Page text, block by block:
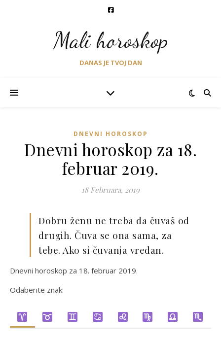
Mali horoskop
DANAS JE TVOJ DAN
DNEVNI HOROSKOP
Dnevni horoskop za 18.
februar 2019.
18 Februara, 2019
Dobru ženu ne treba da čuvaš od
drugih. Čuva se ona sama, za
tebe. Ako si čuvanja vredan.
Dnevni horoskop za 18. februar 2019.
Odaberite znak: